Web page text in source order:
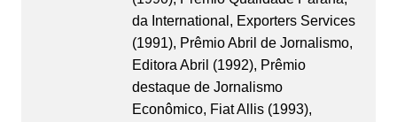
da International, Exporters Services
(1991), Prêmio Abril de Jornalismo,
Editora Abril (1992), Prêmio
destaque de Jornalismo
Econômico, Fiat Allis (1993),